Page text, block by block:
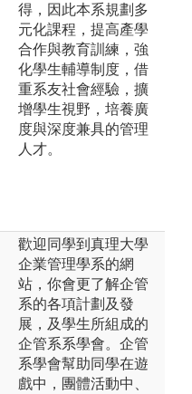
得，因此本系規劃多
元化課程，提高產學
合作與教育訓練，強
化學生輔導制度，借
重系友社會經驗，擴
增學生視野，培養廣
度與深度兼具的管理
人才。
歡迎同學到真理大學
企業管理學系的網
站，你會更了解企管
系的各項計劃及發
展，及學生所組成的
企管系系學會。企管
系學會幫助同學在遊
戲中，團體活動中、